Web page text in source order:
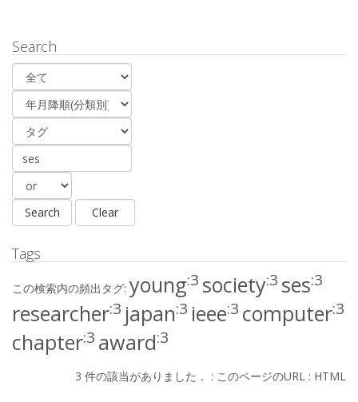
Search
Tags
この検索内の頻出タグ: young:3 society:3 ses:3
researcher:3 japan:3 ieee:3 computer:3
chapter:3 award:3
3 件の該当がありました． : このページのURL : HTML